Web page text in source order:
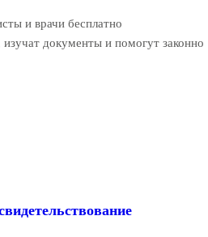
и врачи бесплатно
документы и помогут законно